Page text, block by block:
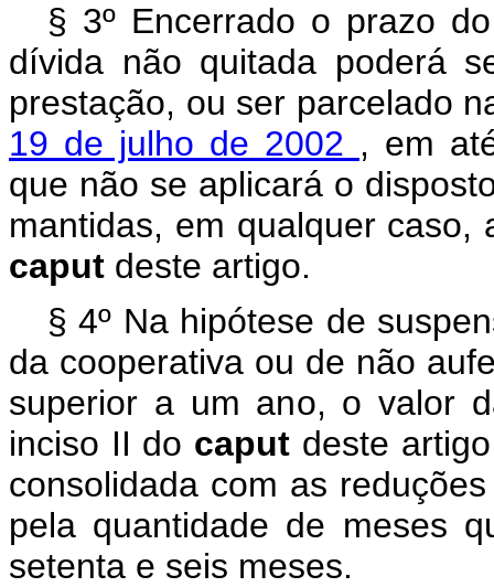
§ 3º Encerrado o prazo
dívida não quitada poderá
prestação, ou ser parcelado
19 de julho de 2002 , em
que não se aplicará o
mantidas, em qualquer
caput deste artigo.
§ 4º Na hipótese de
da cooperativa ou de não
superior a um ano, o valor
inciso II do caput deste
consolidada com as
pela quantidade de meses
setenta e seis meses.